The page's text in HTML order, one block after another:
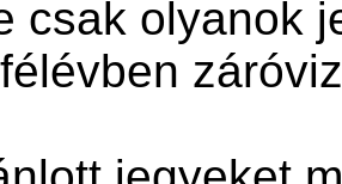
csak olyanok